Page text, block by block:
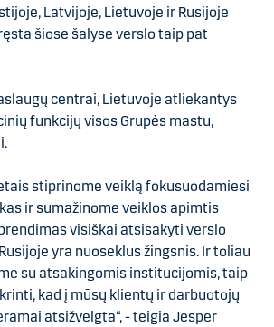
Latvijoje, Lietuvoje ir Rusijoje
šiose šalyse verslo taip pat
centrai, Lietuvoje atliekantys
funkcijų visos Grupės mastu,
stiprinome veiklą fokusuodamiesi
ir sumažinome veiklos apimtis
visiškai atsisakyti verslo
yra nuoseklus žingsnis. Ir toliau
su atsakingomis institucijomis, taip
kad į mūsų klientų ir darbuotojų
atsižvelgta“, - teigia Jesper